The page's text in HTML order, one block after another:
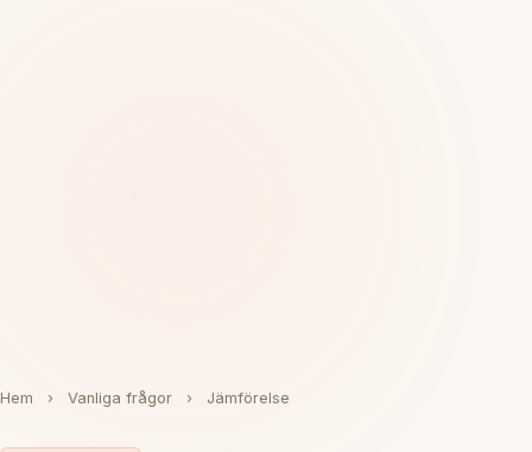
Hem › Vanliga frågor › Jämförelse